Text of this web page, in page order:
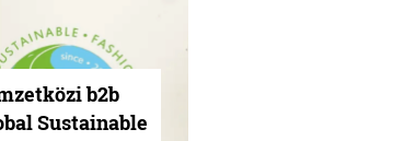
b2b
Sustainable